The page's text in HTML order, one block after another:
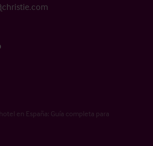
en España: Guía completa para